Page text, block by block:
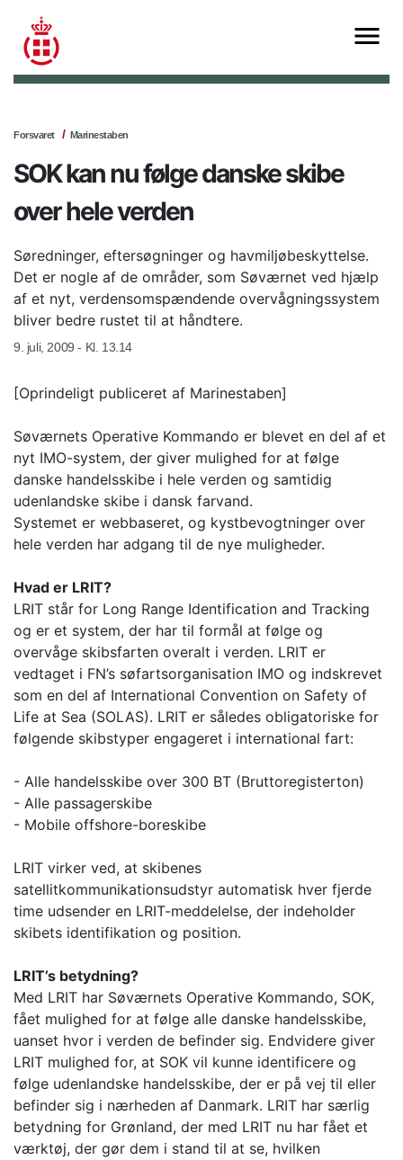
Forsvaret Marinestaben
SOK kan nu følge danske skibe
over hele verden
Søredninger, eftersøgninger og havmiljøbeskyttelse.
Det er nogle af de områder, som Søværnet ved hjælp
af et nyt, verdensomspændende overvågningssystem
bliver bedre rustet til at håndtere.
9. juli, 2009 - Kl. 13.14
[Oprindeligt publiceret af Marinestaben]
Søværnets Operative Kommando er blevet en del af et
nyt IMO-system, der giver mulighed for at følge
danske handelsskibe i hele verden og samtidig
udenlandske skibe i dansk farvand.
Systemet er webbaseret, og kystbevogtninger over
hele verden har adgang til de nye muligheder.
Hvad er LRIT?
LRIT står for Long Range Identification and Tracking
og er et system, der har til formål at følge og
overvåge skibsfarten overalt i verden. LRIT er
vedtaget i FN’s søfartsorganisation IMO og indskrevet
som en del af International Convention on Safety of
Life at Sea (SOLAS). LRIT er således obligatoriske for
følgende skibstyper engageret i international fart:
- Alle handelsskibe over 300 BT (Bruttoregisterton)
- Alle passagerskibe
- Mobile offshore-boreskibe
LRIT virker ved, at skibenes
satellitkommunikationsudstyr automatisk hver fjerde
time udsender en LRIT-meddelelse, der indeholder
skibets identifikation og position.
LRIT’s betydning?
Med LRIT har Søværnets Operative Kommando, SOK,
fået mulighed for at følge alle danske handelsskibe,
uanset hvor i verden de befinder sig. Endvidere giver
LRIT mulighed for, at SOK vil kunne identificere og
følge udenlandske handelsskibe, der er på vej til eller
befinder sig i nærheden af Danmark. LRIT har særlig
betydning for Grønland, der med LRIT nu har fået et
værktøj, der gør dem i stand til at se, hvilken